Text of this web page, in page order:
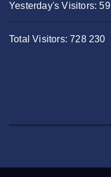
Yesterday's Visitors:59
Total Visitors:728 230